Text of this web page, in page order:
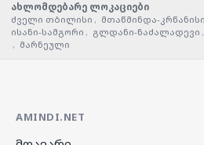
ახლომდებარე ლოკაციები
ძველი თბილისი , მთაწმინდა-კრწანისი
ისანი-სამგორი , გლდანი-ნაძალადევი ,
, მარნეული
AMINDI.NET